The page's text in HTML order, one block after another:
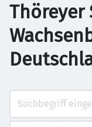
Thöreyer